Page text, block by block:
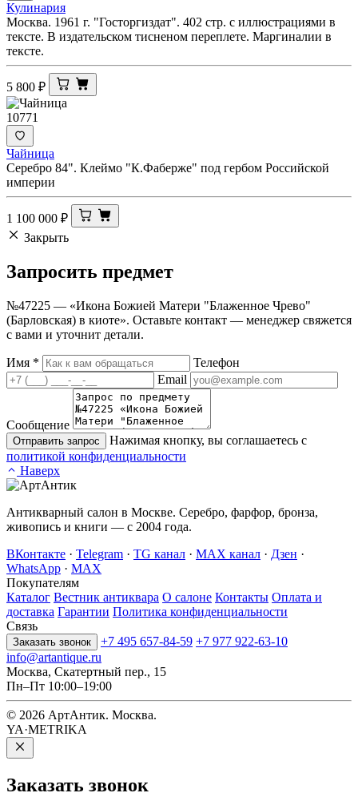
Кулинария
Москва. 1961 г. "Госторгиздат". 402 стр. с иллюстрациями в
тексте. В издательском тисненом переплете. Маргиналии в
тексте.
5 800 ₽
10771
Чайница
Серебро 84". Клеймо "К.Фаберже" под гербом Российской
империи
1 100 000 ₽
Закрыть
Запросить предмет
№47225 — «Икона Божией Матери "Блаженное Чрево"
(Барловская) в киоте». Оставьте контакт — менеджер свяжется
с вами и уточнит детали.
Имя *
Телефон
Email
Сообщение
Отправить запрос
Нажимая кнопку, вы соглашаетесь с
политикой конфиденциальности
Наверх
Антикварный салон в Москве. Серебро, фарфор, бронза,
живопись и книги — с 2004 года.
ВКонтакте · Telegram · TG канал · MAX канал · Дзен ·
WhatsApp · MAX
Покупателям
Каталог Вестник антиквара О салоне Контакты Оплата и
доставка Гарантии Политика конфиденциальности
Связь
Заказать звонок +7 495 657-84-59 +7 977 922-63-10
info@artantique.ru
Москва, Скатертный пер., 15
Пн–Пт 10:00–19:00
© 2026 АртАнтик. Москва.
YA·METRIKA
Заказать звонок